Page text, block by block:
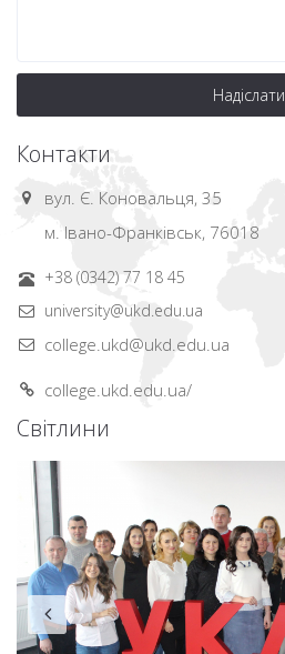
Надіслати
Контакти
вул. Є. Коновальця, 35
м. Івано-Франківськ, 76018
+38 (0342) 77 18 45
university@ukd.edu.ua
college.ukd@ukd.edu.ua
college.ukd.edu.ua/
Світлини